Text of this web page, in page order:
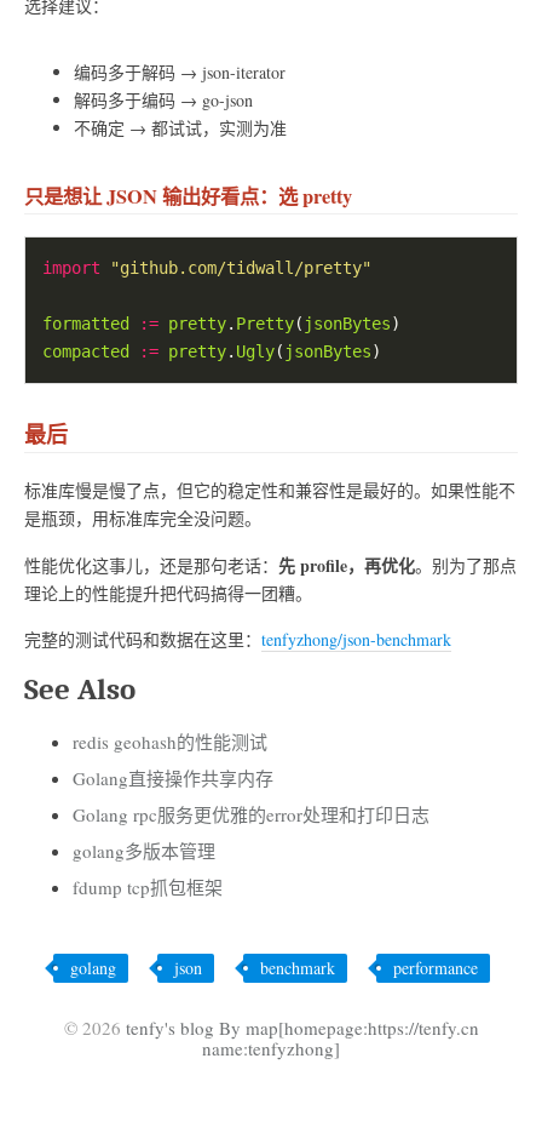
选择建议：
编码多于解码 → json-iterator
解码多于编码 → go-json
不确定 → 都试试，实测为准
只是想让 JSON 输出好看点：选 pretty
import "github.com/tidwall/pretty"
formatted := pretty. Pretty( jsonBytes
compacted
:= pretty. Ugly( jsonBytes
最后
标准库慢是慢了点，但它的稳定性和兼容性是最好的。如果性能不
是瓶颈，用标准库完全没问题。
性能优化这事儿，还是那句老话： 先 profile，再优化。别为了那点
理论上的性能提升把代码搞得一团糟。
完整的测试代码和数据在这里： tenfyzhong/json-benchmark
See Also
redis geohash的性能测试
Golang直接操作共享内存
Golang rpc服务更优雅的error处理和打印日志
golang多版本管理
fdump tcp抓包框架
golang json benchmark performance
© 2026 tenfy's blog By map[homepage:https://tenfy.cn
name:tenfyzhong]